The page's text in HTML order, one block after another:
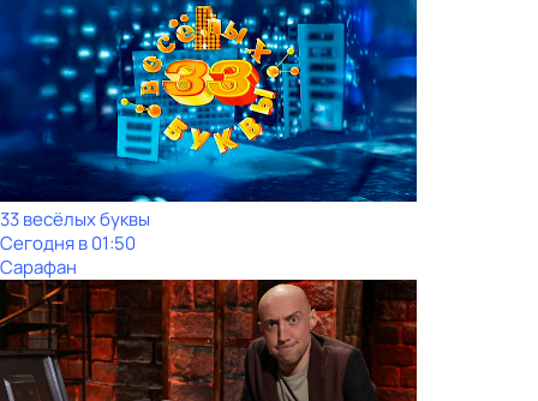
33 весёлых буквы
Сегодня в 01:50
Сарафан